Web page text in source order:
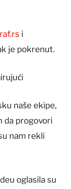
i
je pokrenut.
naše ekipe,
da progovori
nam rekli
oglasila su